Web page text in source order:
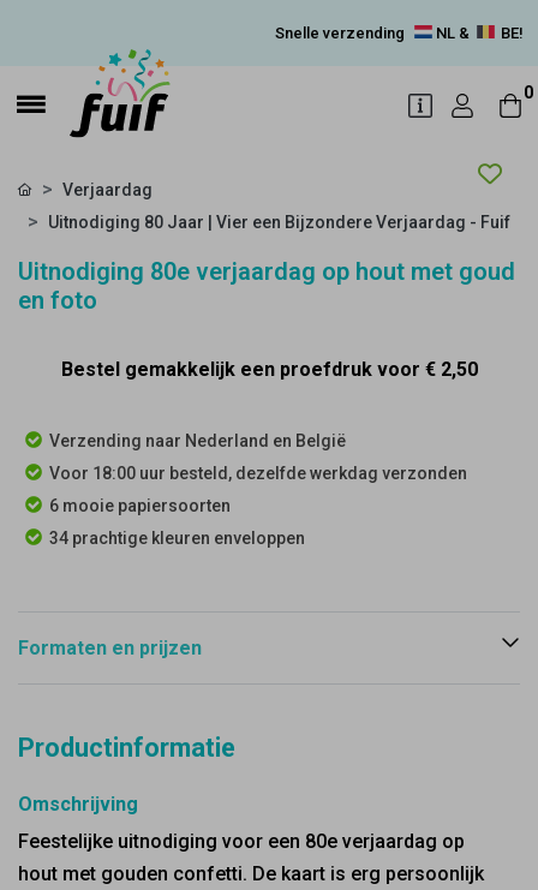
Snelle verzending NL & BE!
0
Verjaardag
Uitnodiging 80 Jaar | Vier een Bijzondere Verjaardag - Fuif
Uitnodiging 80e verjaardag op hout met goud
en foto
Bestel gemakkelijk een proefdruk voor € 2,50
Verzending naar Nederland en België
Voor 18:00 uur besteld, dezelfde werkdag verzonden
6 mooie papiersoorten
34 prachtige kleuren enveloppen
Formaten en prijzen
Productinformatie
Omschrijving
Feestelijke uitnodiging voor een 80e verjaardag op
hout met gouden confetti. De kaart is erg persoonlijk